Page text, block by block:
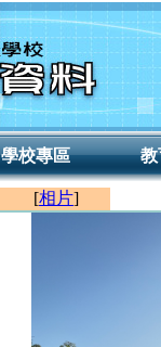
學校專區 教
[相片]